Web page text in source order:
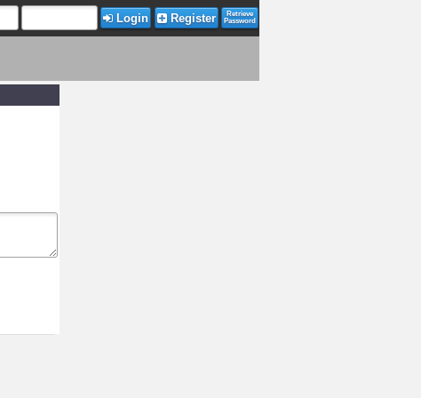
Login Register
Retrieve
Password